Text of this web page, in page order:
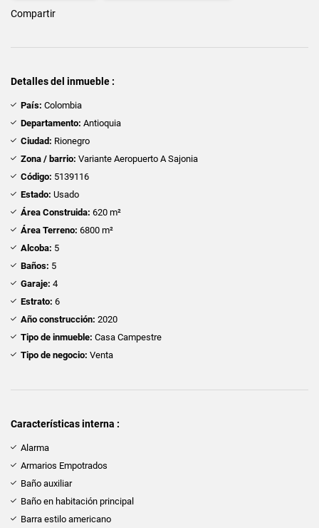
Compartir
Detalles del inmueble :
País: Colombia
Departamento: Antioquia
Ciudad: Rionegro
Zona / barrio: Variante Aeropuerto A Sajonia
Código: 5139116
Estado: Usado
Área Construida: 620 m²
Área Terreno: 6800 m²
Alcoba: 5
Baños: 5
Garaje: 4
Estrato: 6
Año construcción: 2020
Tipo de inmueble: Casa Campestre
Tipo de negocio: Venta
Características interna :
Alarma
Armarios Empotrados
Baño auxiliar
Baño en habitación principal
Barra estilo americano